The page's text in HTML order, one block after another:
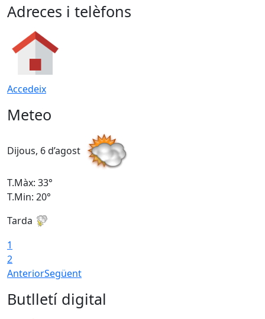
Adreces i telèfons
Accedeix
Meteo
Dijous, 6 d’agost
T.Màx: 33°
T.Min: 20°
Tarda
1
2
AnteriorSegüent
Butlletí digital